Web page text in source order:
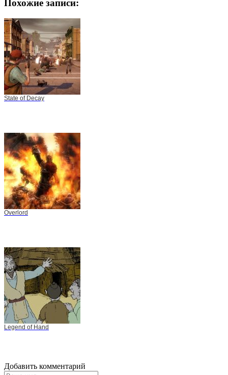
Похожие записи:
State of Decay
Overlord
Legend of Hand
Добавить комментарий